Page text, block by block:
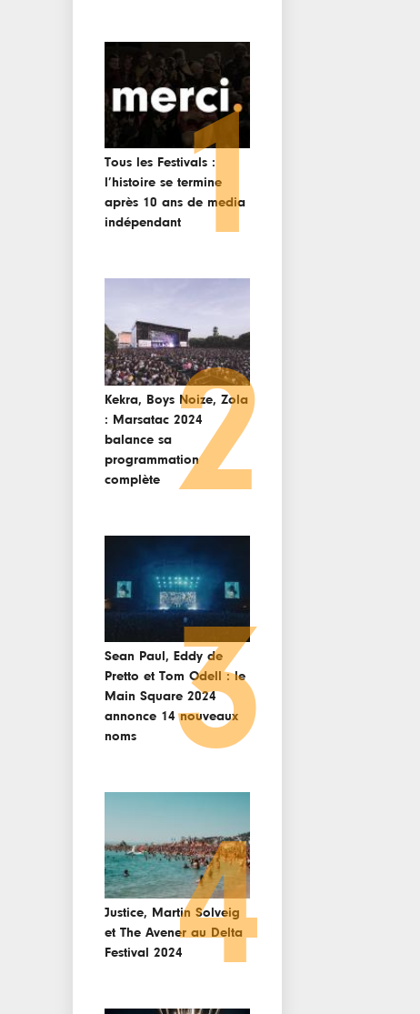
Tous les Festivals :
l’histoire se termine
après 10 ans de media
indépendant1
Kekra, Boys Noize, Zola
: Marsatac 2024
balance sa
programmation
complète
2
Sean Paul, Eddy de
Pretto et Tom Odell : le
Main Square 2024
annonce 14 nouveaux
noms
3
Justice, Martin Solveig
et The Avener au Delta
Festival 20244